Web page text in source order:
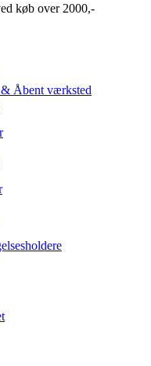
køb over 2000,-
Åbent værksted